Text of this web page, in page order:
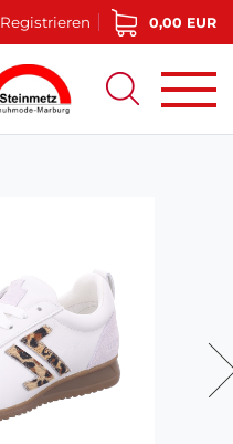
Registrieren 0,00 EUR